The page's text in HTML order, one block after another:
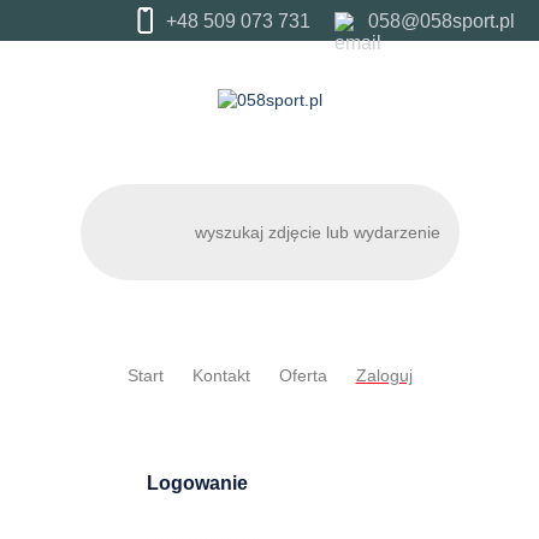
+48 509 073 731 058@058sport.pl
Start Kontakt Oferta Zaloguj
Logowanie